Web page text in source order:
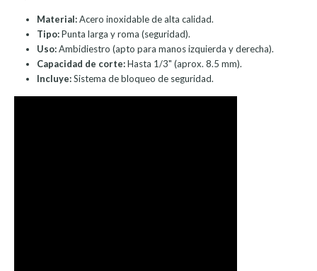
Material:Acero inoxidable de alta calidad.
Tipo:Punta larga y roma (seguridad).
Uso:Ambidiestro (apto para manos izquierda y derecha).
Capacidad de corte:Hasta 1/3" (aprox. 8.5 mm).
Incluye:Sistema de bloqueo de seguridad.